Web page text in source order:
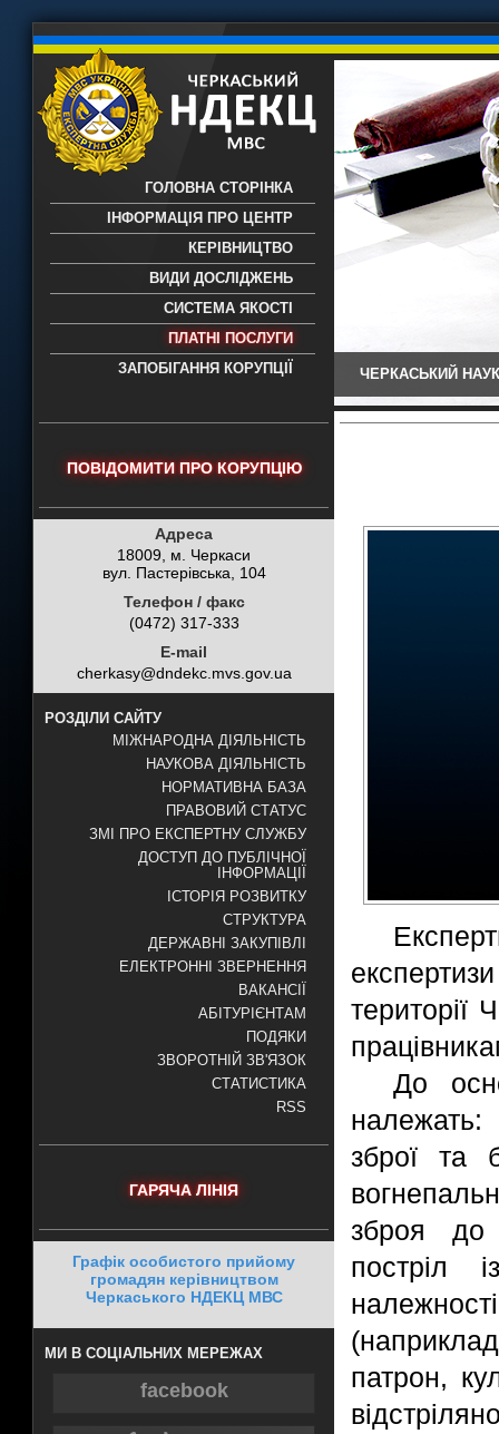
науково-дослідний експертно-
- проведення всих видів судових
експертиз
ГОЛОВНА СТОРІНКА
ІНФОРМАЦІЯ ПРО ЦЕНТР
КЕРІВНИЦТВО
ВИДИ ДОСЛІДЖЕНЬ
СИСТЕМА ЯКОСТІ
ПЛАТНІ ПОСЛУГИ
ЗАПОБІГАННЯ КОРУПЦІЇ
ЧЕРКАСЬКИЙ
ПОВІДОМИТИ ПРО КОРУПЦІЮ
Адреса
18009, м. Черкаси
вул. Пастерівська, 104
Телефон / факс
(0472) 317-333
E-mail
cherkasy@dndekc.mvs.gov.ua
РОЗДІЛИ САЙТУ
МІЖНАРОДНА ДІЯЛЬНІСТЬ
НАУКОВА ДІЯЛЬНІСТЬ
НОРМАТИВНА БАЗА
ПРАВОВИЙ СТАТУС
ЗМІ ПРО ЕКСПЕРТНУ СЛУЖБУ
ДОСТУП ДО ПУБЛІЧНОЇ
ІНФОРМАЦІЇ
ІСТОРІЯ РОЗВИТКУ
СТРУКТУРА
ДЕРЖАВНІ ЗАКУПІВЛІ
ЕЛЕКТРОННІ ЗВЕРНЕННЯ
ВАКАНСІЇ
АБІТУРІЄНТАМ
ПОДЯКИ
ЗВОРОТНІЙ ЗВ'ЯЗОК
СТАТИСТИКА
RSS
ГАРЯЧА ЛІНІЯ
Графік особистого прийому
громадян керівництвом
Черкаського НДЕКЦ МВС
МИ В СОЦІАЛЬНИХ МЕРЕЖАХ
facebook
території
До
належать:
зброї та
зброя до
постріл
патрон,